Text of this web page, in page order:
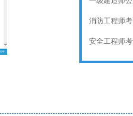
消防工程师
安全工程师